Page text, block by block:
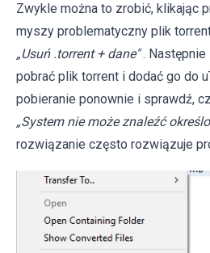
Zwykle można to zrobić, klikając
myszy problematyczny plik
„Usuń .torrent + dane" .
pobrać plik torrent i dodać go do
pobieranie ponownie i sprawdź,
„System nie może znaleźć
rozwiązanie często rozwiązuje